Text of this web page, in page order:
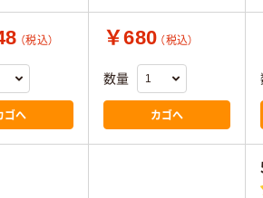
（税込）
ゴへ
￥680 （税込）
数量
カゴへ